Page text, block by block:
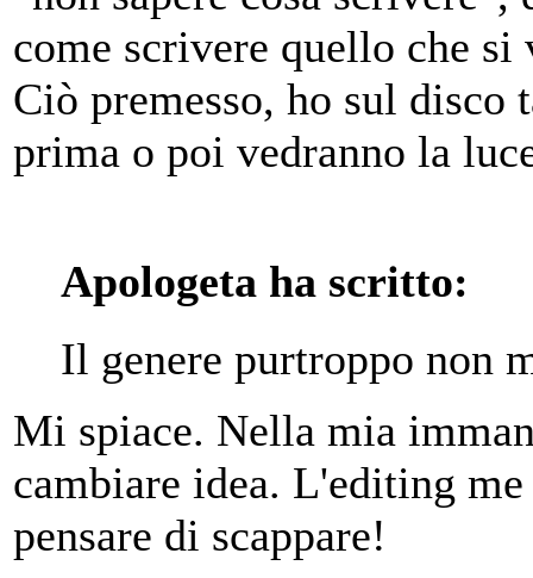
come scrivere quello che
Ciò premesso, ho sul disco
prima o poi vedranno la
Apologeta ha scritto:
Il genere purtroppo non
Mi spiace. Nella mia
cambiare idea. L'editing
pensare di scappare!